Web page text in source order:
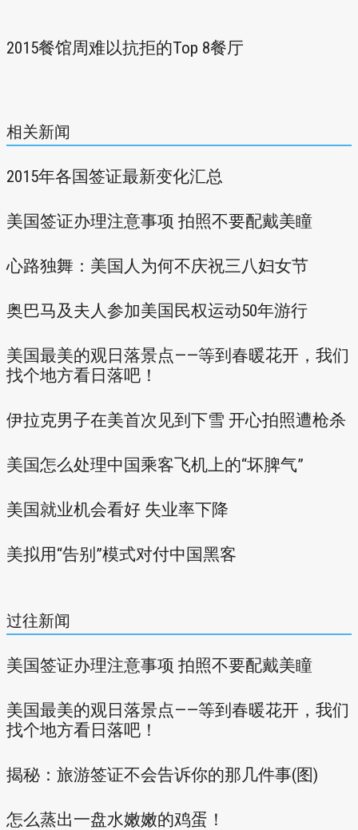
2015餐馆周难以抗拒的Top 8餐厅
相关新闻
2015年各国签证最新变化汇总
美国签证办理注意事项 拍照不要配戴美瞳
心路独舞：美国人为何不庆祝三八妇女节
奥巴马及夫人参加美国民权运动50年游行
美国最美的观日落景点——等到春暖花开，我们
找个地方看日落吧！
伊拉克男子在美首次见到下雪 开心拍照遭枪杀
美国怎么处理中国乘客飞机上的“坏脾气”
美国就业机会看好 失业率下降
美拟用“告别”模式对付中国黑客
过往新闻
美国签证办理注意事项 拍照不要配戴美瞳
美国最美的观日落景点——等到春暖花开，我们
找个地方看日落吧！
揭秘：旅游签证不会告诉你的那几件事(图)
怎么蒸出一盘水嫩嫩的鸡蛋！